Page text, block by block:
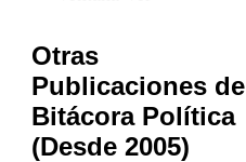
Otras
Publicaciones de
Bitácora Política
(Desde 2005)